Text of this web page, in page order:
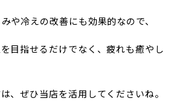
や冷えの改善にも効果的なので、
目指せるだけでなく、疲れも癒やし
、ぜひ当店を活用してくださいね。